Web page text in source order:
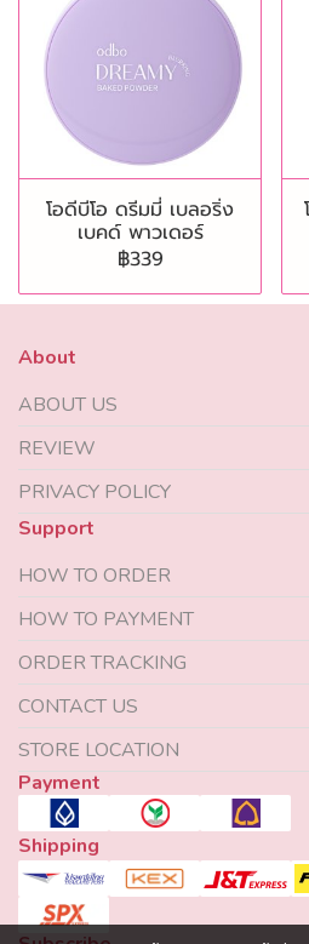
โอดีบีโอ ดรีมมี่ เบลอริ่ง
เบคด์ พาวเดอร์
฿339
About
ABOUT US
REVIEW
PRIVACY POLICY
Support
HOW TO ORDER
HOW TO PAYMENT
ORDER TRACKING
CONTACT US
STORE LOCATION
Payment
Shipping